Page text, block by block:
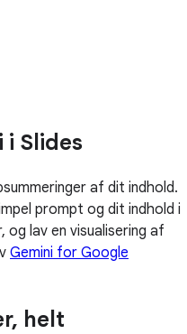
i Slides
af dit indhold.
prompt og dit indhold i
og lav en visualisering af
Gemini for Google
helt